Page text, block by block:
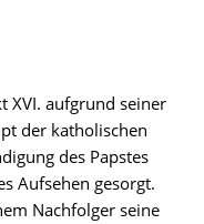
XVI. aufgrund seiner
der katholischen
des Papstes
Aufsehen gesorgt.
Nachfolger seine